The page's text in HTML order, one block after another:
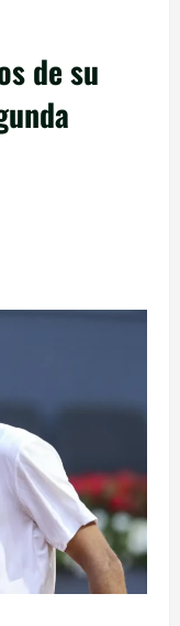
de su